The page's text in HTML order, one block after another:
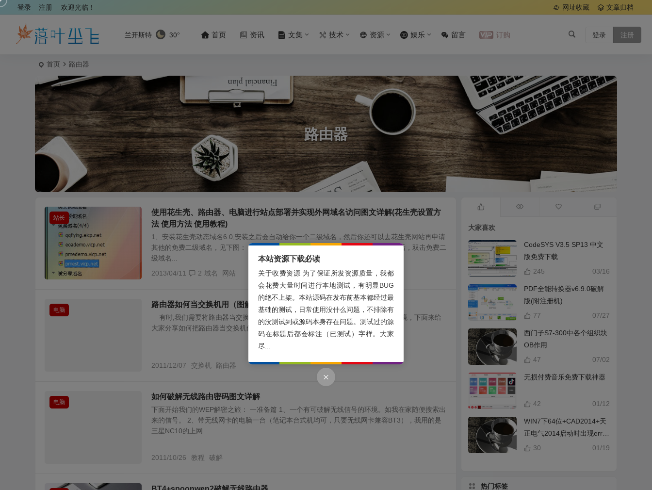
欢迎光临！
登录 注册 网址收藏 文章归档
兰开斯特 30° 首页 资讯 文集 技术 资源 娱乐 留言 订购 登录 注册
首页 路由器
路由器
站长
使用花生壳、路由器、电脑进行站点部署并实现外网域名访问图文详解(花生壳设置方
法 使用方法 使用教程)
1、安装花生壳动态域名6.0,安装之后会自动给你一个二级域名，然后你还可以去花生壳网站再申请
其他的免费二级域名，见下图： 2、检测域名解析工作状态：花生壳在本机安装之后，双击免费二
级域名...
2013/04/11
2 域名 网站
电脑
路由器如何当交换机用（图解）
有时,我们需要将路由器当交换机使用,下面就来详细讲解如何操作，这里设置了环境，下面来给
大家分享如何把路由器当交换机使用吧。 ...
2011/12/07 交换机 路由器
电脑
如何破解无线路由密码图文详解
下面开始我们的WEP解密之旅： 一准备篇 1、一个有可破解无线信号的环境。如我在家随便搜索出
来的信号。 2、带无线网卡的电脑一台（笔记本台式机均可，只要无线网卡兼容BT3），我用的是
三星NC10的上网...
2011/10/26 教程 破解
大家喜欢
CodeSYS V3.5 SP13 中文
版免费下载
03/16
245
PDF全能转换器v6.9.0破解
版(附注册机)
07/27
77
西门子S7-300中各个组织块
OB作用
07/02
47
无损付费音乐免费下载神器
01/12
42
WIN7下64位+CAD2014+天
正电气2014启动时出现error
提示解决办法
01/19
30
热门标签
本站资源下载必读
关于收费资源 为了保证所发资源质量，我都
会花费大量时间进行本地测试，有明显BUG
的绝不上架。本站源码在发布前基本都经过最
基础的测试，日常使用没什么问题，不排除有
的没测试到或源码本身存在问题。测试过的源
码在标题后都会标注（已测试）字样。大家
尽...